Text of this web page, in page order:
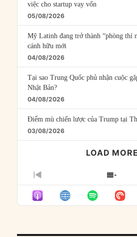
việc cho startup vay vốn
05/08/2026
Mỹ Latinh đang trở thành “phòng thí
cánh hữu mới
04/08/2026
Tại sao Trung Quốc phủ nhận cuộc
Nhật Bản?
04/08/2026
Điểm mù chiến lược của Trump tại
03/08/2026
LOAD MORE
PREVIOUS
EPISODE
LIST